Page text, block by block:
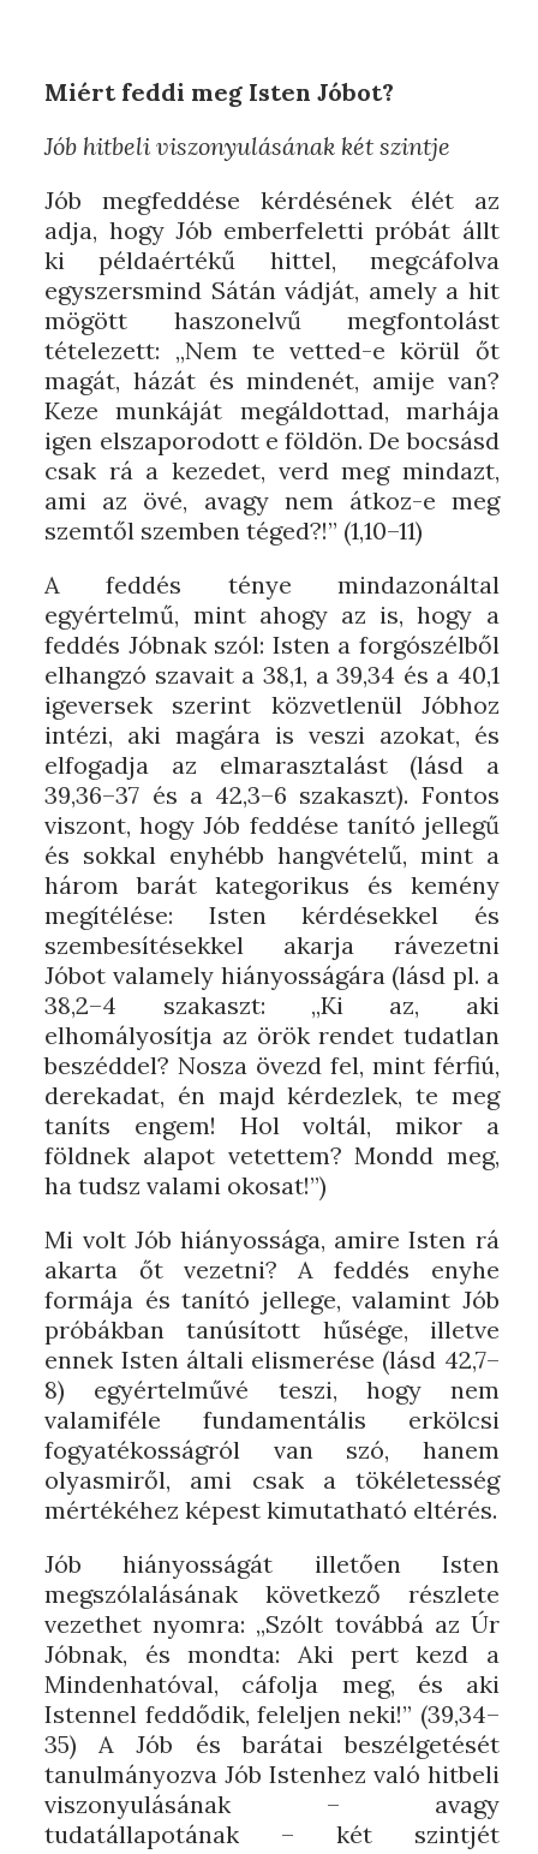
Miért feddi meg Isten Jóbot?
Jób hitbeli viszonyulásának két szintje
Jób megfeddése kérdésének élét az
adja, hogy Jób emberfeletti próbát állt
ki példaértékű hittel, megcáfolva
egyszersmind Sátán vádját, amely a hit
mögött haszonelvű megfontolást
tételezett: „Nem te vetted-e körül őt
magát, házát és mindenét, amije van?
Keze munkáját megáldottad, marhája
igen elszaporodott e földön. De bocsásd
csak rá a kezedet, verd meg mindazt,
ami az övé, avagy nem átkoz-e meg
szemtől szemben téged?!” (1,10–11)
A feddés ténye mindazonáltal
egyértelmű, mint ahogy az is, hogy a
feddés Jóbnak szól: Isten a forgószélből
elhangzó szavait a 38,1, a 39,34 és a 40,1
igeversek szerint közvetlenül Jóbhoz
intézi, aki magára is veszi azokat, és
elfogadja az elmarasztalást (lásd a
39,36–37 és a 42,3–6 szakaszt). Fontos
viszont, hogy Jób feddése tanító jellegű
és sokkal enyhébb hangvételű, mint a
három barát kategorikus és kemény
megítélése: Isten kérdésekkel és
szembesítésekkel akarja rávezetni
Jóbot valamely hiányosságára (lásd pl. a
38,2–4 szakaszt: „Ki az, aki
elhomályosítja az örök rendet tudatlan
beszéddel? Nosza övezd fel, mint férfiú,
derekadat, én majd kérdezlek, te meg
taníts engem! Hol voltál, mikor a
földnek alapot vetettem? Mondd meg,
ha tudsz valami okosat!”)
Mi volt Jób hiányossága, amire Isten rá
akarta őt vezetni? A feddés enyhe
formája és tanító jellege, valamint Jób
próbákban tanúsított hűsége, illetve
ennek Isten általi elismerése (lásd 42,7–
8) egyértelművé teszi, hogy nem
valamiféle fundamentális erkölcsi
fogyatékosságról van szó, hanem
olyasmiről, ami csak a tökéletesség
mértékéhez képest kimutatható eltérés.
Jób hiányosságát illetően Isten
megszólalásának következő részlete
vezethet nyomra: „Szólt továbbá az Úr
Jóbnak, és mondta: Aki pert kezd a
Mindenhatóval, cáfolja meg, és aki
Istennel feddődik, feleljen neki!” (39,34–
35) A Jób és barátai beszélgetését
tanulmányozva Jób Istenhez való hitbeli
viszonyulásának – avagy
tudatállapotának – két szintjét